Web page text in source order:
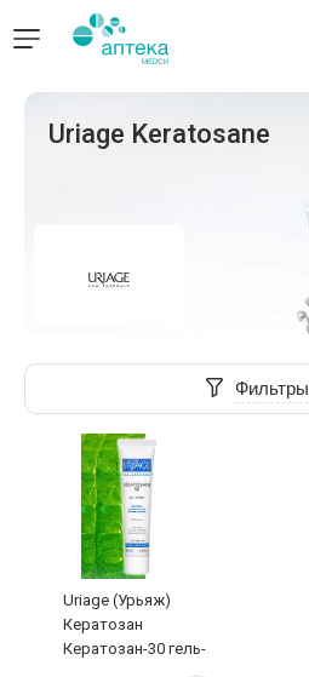
Uriage Keratosane
Фильтры
Uriage (Урьяж)
Кератозан
Кератозан-30 гель-